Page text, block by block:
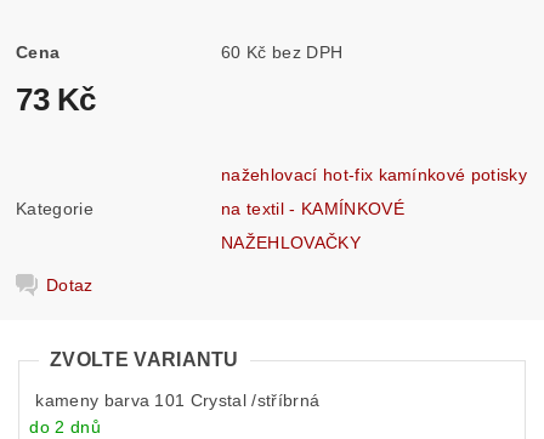
Cena 60 Kč bez DPH
73 Kč
Kategorie
nažehlovací hot-fix kamínkové potisky
na textil - KAMÍNKOVÉ
NAŽEHLOVAČKY
Dotaz
ZVOLTE VARIANTU
kameny barva 101 Crystal /stříbrná
do 2 dnů